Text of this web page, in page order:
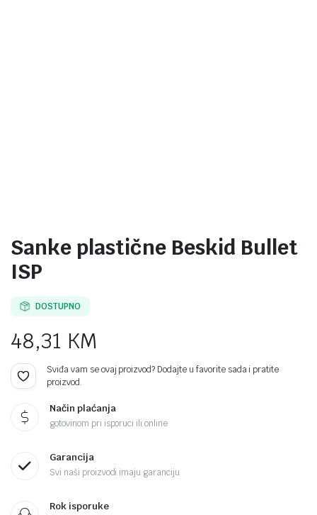
Sanke plastične Beskid Bullet
ISP
DOSTUPNO
48,31 KM
Sviđa vam se ovaj proizvod? Dodajte u favorite sada i pratite
proizvod.
Način plaćanja
gotovinom pri isporuci ili online
Garancija
Svi naši proizvodi imaju garanciju
Rok isporuke